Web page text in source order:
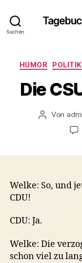
Suchen
HUMOR POLITIK
Die
Von
Welke: So, und
CDU!
CDU: Ja.
Welke: Die
schon viel zu